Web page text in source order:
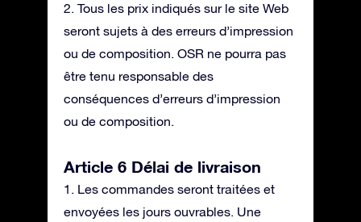
2. Tous les prix indiqués sur le site Web
seront sujets à des erreurs d’impression
ou de composition. OSR ne pourra pas
être tenu responsable des
conséquences d’erreurs d’impression
ou de composition.
Article 6 Délai de livraison
1. Les commandes seront traitées et
envoyées les jours ouvrables. Une